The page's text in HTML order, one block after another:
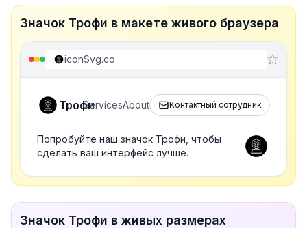
Значок Трофи в макете живого браузера
iconSvg.co
ТрофиServicesAbout Контактный сотрудник
Попробуйте наш значок Трофи, чтобы
сделать ваш интерфейс лучше.
Значок Трофи в живых размерах